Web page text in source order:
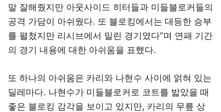
말 잘해줬지만 아웃사이드 히터들과 미들블로커들의
공격 가담이 아쉬웠다. 또 블로킹에서는 대등한 승부
를 펼쳤지만 리시브에서 밀린 경기였다”며 연패 기간
의 경기 내용에 대한 아쉬움을 표했다.
또 하나의 아쉬움은 카리와 나현수 사이에 얽혀 있는
딜레마다. 나현수가 미들블로커로 코트를 밟았을 때
좋은 블로킹 감각을 보이고 있지만, 카리의 무릎 상